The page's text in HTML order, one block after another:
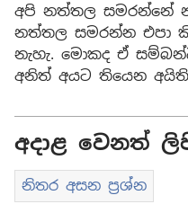
අපි නත්තල සමරන්නේ
නත්තල සමරන්න එපා
නැහැ. මොකද ඒ
අනිත් අයට තියෙන
අදාළ වෙනත්
නිතර අසන ප්‍රශ්න